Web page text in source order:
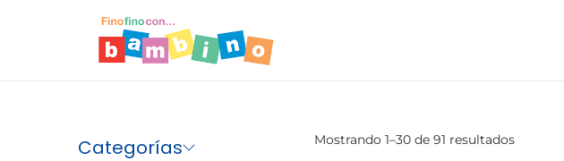
Mostrando 1–30 de 91 resultados
Categorías